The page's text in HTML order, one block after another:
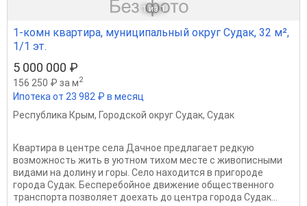
1 из 1
1-комн квартира, муниципальный округ Судак, 32 м²,
1/1 эт.
5 000 000 ₽
156 250 ₽ за м2
Ипотека от 23 982 ₽ в месяц
Республика Крым, Городской округ Судак, Судак
Квартира в центре села Дачное предлагает редкую
возможность жить в уютном тихом месте с живописными
видами на долину и горы. Село находится в пригороде
города Судак. Бесперебойное движение общественного
транспорта позволяет доехать до центра города Судак...